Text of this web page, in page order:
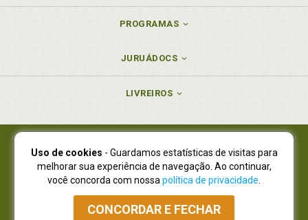
PROGRAMAS
JURUÁDOCS
LIVREIROS
Juruá Editora Ltda., CNPJ 77.535.508/0001-19
Juruá Informática Ltda., CNPJ 01.701.561/0001-80
NOVO ENDEREÇO:R. Flávio Dallegrave, 7665, São Lourenço |
Curitiba - Paraná - CEP 82210-310
Atendimento: (41) 4009-3900|Vendas Atacado: (41) 4009-3939
Uso de cookies - Guardamos estatísticas de visitas para
melhorar sua experiência de navegação. Ao continuar,
você concorda com nossa política de privacidade
CONCORDAR E FECHAR